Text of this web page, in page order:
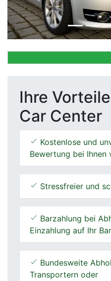
Ihre
Car Center
Kostenlose und
Bewertung bei Ihnen
Stressfreier und
Barzahlung bei
Einzahlung auf Ihr
Bundesweite
Transportern oder